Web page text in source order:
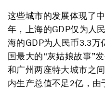
这些城市的发展体现了
年，上海的GDP仅为人
海的GDP为人民币3.3万
国最大的“灰姑娘故事”
和广州两座特大城市之
内生产总值不足2亿，由